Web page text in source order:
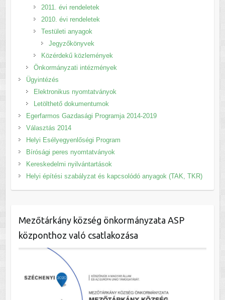
2011. évi rendeletek
2010. évi rendeletek
Testületi anyagok
Jegyzőkönyvek
Közérdekű közlemények
Önkormányzati intézmények
Ügyintézés
Elektronikus nyomtatványok
Letölthető dokumentumok
Egerfarmos Gazdasági Programja 2014-2019
Választás 2014
Helyi Esélyegyenlőségi Program
Bírósági peres nyomtatványok
Kereskedelmi nyilvántartások
Helyi építési szabályzat és kapcsolódó anyagok (TAK, TKR)
Mezőtárkány község önkormányzata ASP
központhoz való csatlakozása